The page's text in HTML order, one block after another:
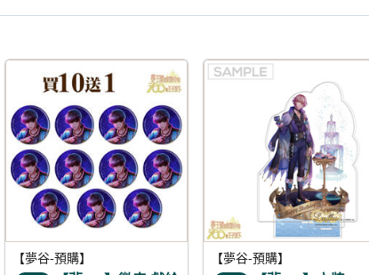
【夢谷-預購】 【夢谷-預購】